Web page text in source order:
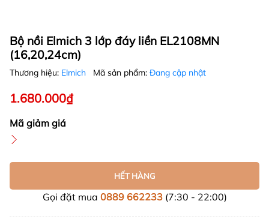
Bộ nồi Elmich 3 lớp đáy liền EL2108MN
(16,20,24cm)
Thương hiệu: Elmich Mã sản phẩm: Đang cập nhật
1.680.000₫
Mã giảm giá
HẾT HÀNG
Gọi đặt mua 0889 662233(7:30 - 22:00)